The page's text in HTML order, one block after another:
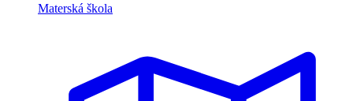
Materská škola